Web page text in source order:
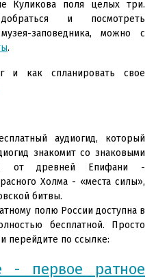
Куликова поля целых три.
и посмотреть
заповедника, можно с
.
и как спланировать свое
аудиогид, который
знакомит со знаковыми
от древней Епифани -
Холма - «места силы»,
битвы.
полю России доступна в
бесплатной. Просто
перейдите по ссылке:
- первое ратное